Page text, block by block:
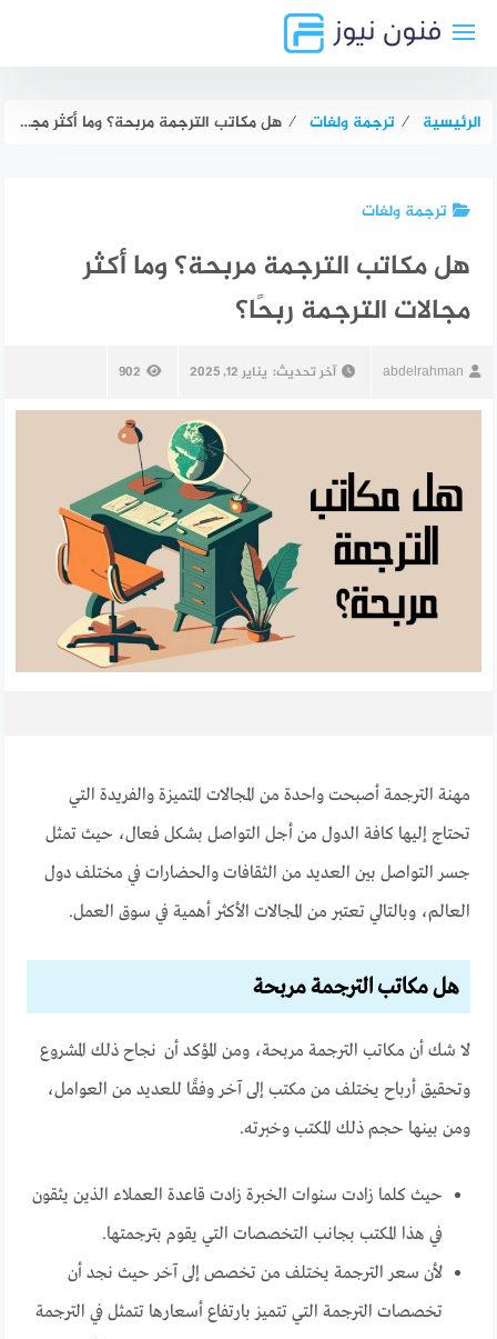
الرئيسية ⁄ ترجمة ولغات ⁄ هل مكاتب الترجمة مربحة؟ وما أكثر مجالات الترجمة ربحًا؟
ترجمة ولغات
هل مكاتب الترجمة مربحة؟ وما أكثر
مجالات الترجمة ربحًا؟
abdelrahman آخر تحديث: يناير 12, 2025 902
مهنة الترجمة أصبحت واحدة من المجالات المتميزة والفريدة التي
تحتاج إليها كافة الدول من أجل التواصل بشكل فعال، حيث تمثل
جسر التواصل بين العديد من الثقافات والحضارات في مختلف دول
العالم، وبالتالي تعتبر من المجالات الأكثر أهمية في سوق العمل.
هل مكاتب الترجمة مربحة
لا شك أن مكاتب الترجمة مربحة، ومن المؤكد أن نجاح ذلك المشروع
وتحقيق أرباح يختلف من مكتب إلى آخر وفقًا للعديد من العوامل،
ومن بينها حجم ذلك المكتب وخبرته.
حيث كلما زادت سنوات الخبرة زادت قاعدة العملاء الذين يثقون
في هذا المكتب بجانب التخصصات التي يقوم بترجمتها.
لأن سعر الترجمة يختلف من تخصص إلى آخر حيث نجد أن
تخصصات الترجمة التي تتميز بارتفاع أسعارها تتمثل في الترجمة